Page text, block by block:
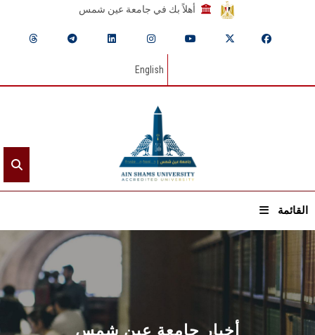
أهلاً بك في جامعة عين شمس
English
القائمة
الرئيسيـة
عن الجامعة
القطاعـات أخبار جامعة عين شمس